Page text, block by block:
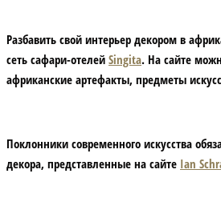
Разбавить свой интерьер декором в
сеть сафари-отелей Singita. На сайте
африканские артефакты, предметы
Поклонники современного искусства
декора, представленные на сайте Ian